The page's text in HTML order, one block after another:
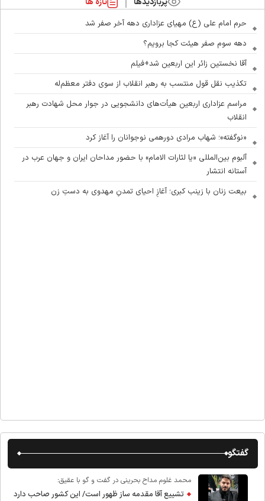
حرم امام علی (ع) مهیای عزاداری دهه آخر صفر شد
دهه سوم صفر هیئت کجا برویم؟
آقا نخستین زائر این اربعین شد+فیلم
تکذیب نقل قول منتسب به رهبر انقلاب از سوی دفتر معظم‌له
مراسم عزاداری اربعین هیأت‌های دانشجویی در جوار محل شهادت رهبر
انقلاب
«نوگفته»؛ شهاب مرادی دورهمی نوجوانان را آغاز کرد
آلبوم بین‌المللی «یا لثارات الامام» با حضور مداحان ایران و جهان عرب در
آستانه انتشار
بیعت زنان با زینب کبری؛ آغازِ احیای تمدنِ مهدوی به دستِ زن
گفتگو
محمد غلوم مداح بحرینی در گفت و گو با عقیق:
تشییع آقا مقدمه ساز ظهور است/ این کشور صاحب دارد